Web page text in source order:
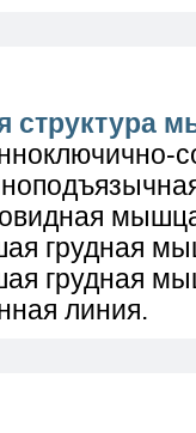
структура
грудная
грудная
линия.